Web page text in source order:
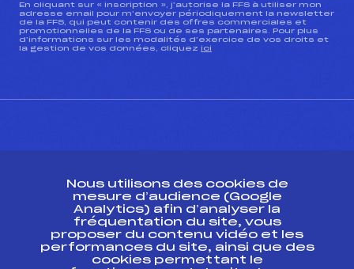
En cliquant sur « inscription », j’autorise la FFS à utiliser mon
adresse email pour m’envoyer périodiquement la newsletter
de la FFS, qui peut contenir des offres commerciales et
promotionnelles de la FFS ou de ses partenaires. Pour plus
d’informations sur les modalités d’exercice de vos droits et
la gestion de vos données, cliquez ici
Ressources
Pass’Neige
Nous utilisons des cookies de
mesure d’audience (Google
Analytics) afin d’analyser la
fréquentation du site, vous
proposer du contenu vidéo et les
performances du site, ainsi que des
cookies permettant le